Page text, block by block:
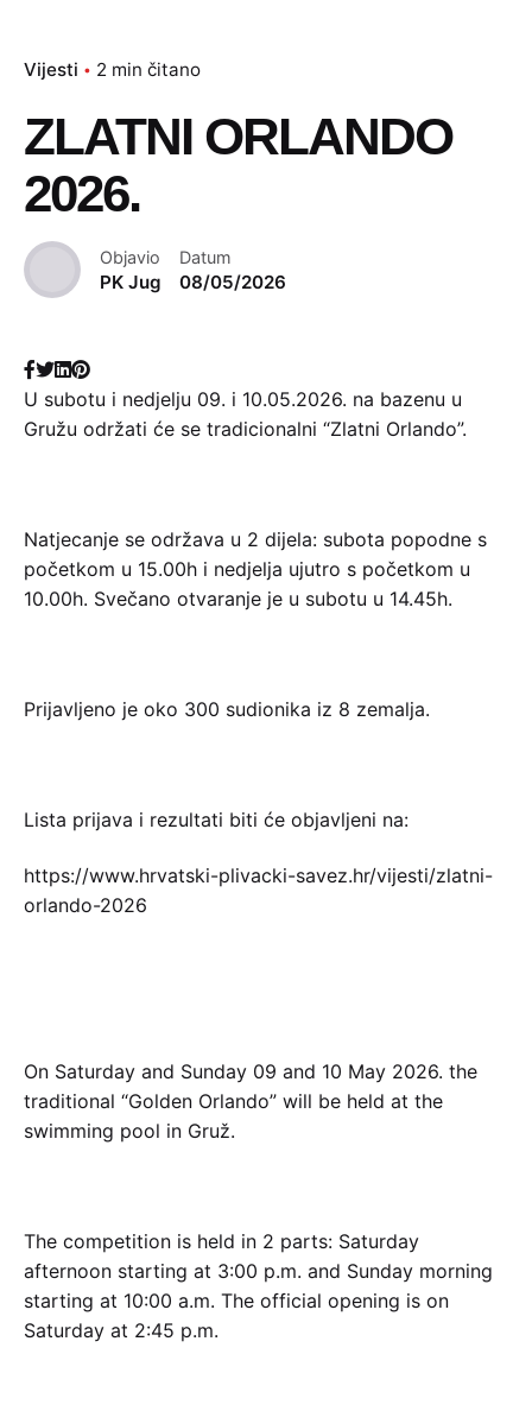
Vijesti 2 min čitano
ZLATNI ORLANDO
2026.
Objavio
PK Jug
Datum
08/05/2026
U subotu i nedjelju 09. i 10.05.2026. na bazenu u
Gružu održati će se tradicionalni “Zlatni Orlando”.
Natjecanje se održava u 2 dijela: subota popodne s
početkom u 15.00h i nedjelja ujutro s početkom u
10.00h. Svečano otvaranje je u subotu u 14.45h.
Prijavljeno je oko 300 sudionika iz 8 zemalja.
Lista prijava i rezultati biti će objavljeni na:
https://www.hrvatski-plivacki-savez.hr/vijesti/zlatni-
orlando-2026
On Saturday and Sunday 09 and 10 May 2026. the
traditional “Golden Orlando” will be held at the
swimming pool in Gruž.
The competition is held in 2 parts: Saturday
afternoon starting at 3:00 p.m. and Sunday morning
starting at 10:00 a.m. The official opening is on
Saturday at 2:45 p.m.